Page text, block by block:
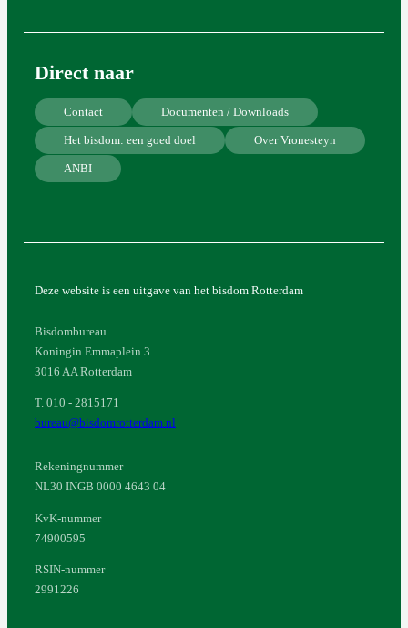
Direct naar
Contact Documenten / Downloads
Het bisdom: een goed doel Over Vronesteyn
ANBI
Deze website is een uitgave van het bisdom Rotterdam
Bisdombureau
Koningin Emmaplein 3
3016 AA Rotterdam
T. 010 - 2815171
bureau@bisdomrotterdam.nl
Rekeningnummer
NL30 INGB 0000 4643 04
KvK-nummer
74900595
RSIN-nummer
2991226